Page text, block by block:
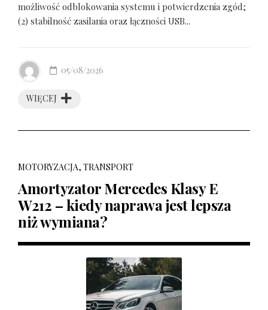
możliwość odblokowania systemu i potwierdzenia zgód;
(2) stabilność zasilania oraz łączności USB...
WIĘCEJ
05/08/2026
MOTORYZACJA, TRANSPORT
Amortyzator Mercedes Klasy E
W212 – kiedy naprawa jest lepsza
niż wymiana?